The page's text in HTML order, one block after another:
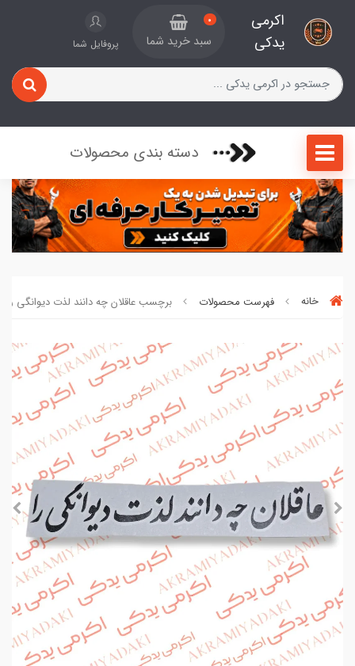
اکرمی
یدکی
0
سبد خرید شما پروفایل شما
دسته بندی محصولات
خانه فهرست محصولات برچسب عاقلان چه دانند لذت دیوانگی را